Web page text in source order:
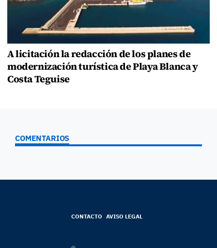
A licitación la redacción de los planes de
modernización turística de Playa Blanca y
Costa Teguise
COMENTARIOS
CONTACTO AVISO LEGAL